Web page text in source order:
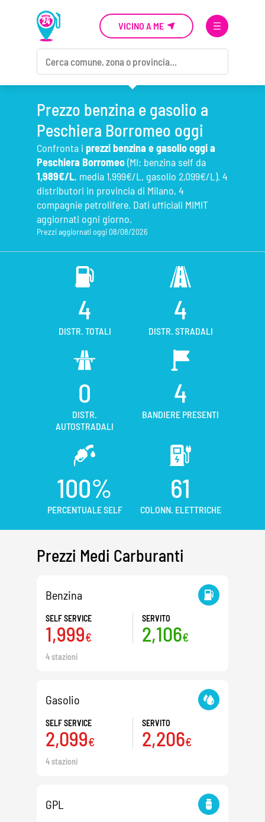
VICINO A ME
Prezzo benzina e gasolio a
Peschiera Borromeo oggi
Confronta i prezzi benzina e gasolio oggi a
Peschiera Borromeo(MI: benzina self da
1,989€/L, media 1,999€/L, gasolio 2,099€/L). 4
distributori in provincia di Milano, 4
compagnie petrolifere. Dati ufficiali MIMIT
aggiornati ogni giorno.
Prezzi aggiornati oggi 08/08/2026
4
DISTR. TOTALI
4
DISTR. STRADALI
0
DISTR.
AUTOSTRADALI
4
BANDIERE PRESENTI
100%
PERCENTUALE SELF
61
COLONN. ELETTRICHE
Prezzi Medi Carburanti
Benzina
SELF SERVICE
1,999€
SERVITO
2,106€
4 stazioni
Gasolio
SELF SERVICE
2,099€
SERVITO
2,206€
4 stazioni
GPL